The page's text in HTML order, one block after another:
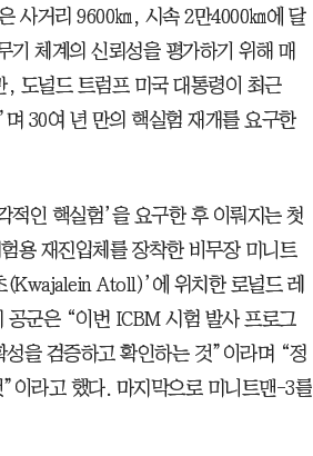
사거리 9600㎞, 시속 2만4000㎞에 달
체계의 신뢰성을 평가하기 위해 매
, 도널드 트럼프 미국 대통령이 최근
30여 년 만의 핵실험 재개를 요구한
적인 핵실험’을 요구한 후 이뤄지는 첫
용 재진입체를 장착한 비무장 미니트
Atoll)’에 위치한 로널드 레
공군은 “이번 ICBM 시험 발사 프로그
을 검증하고 확인하는 것”이라며 “정
이라고 했다. 마지막으로 미니트맨-3를